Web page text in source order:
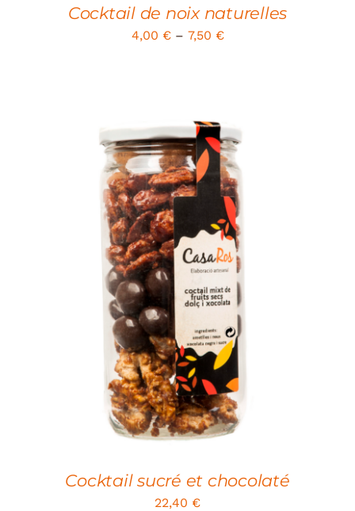
Cocktail de noix naturelles
4,00 €– 7,50 €
ADD TO CART
/
Cocktail sucré et chocolaté
22,40 €